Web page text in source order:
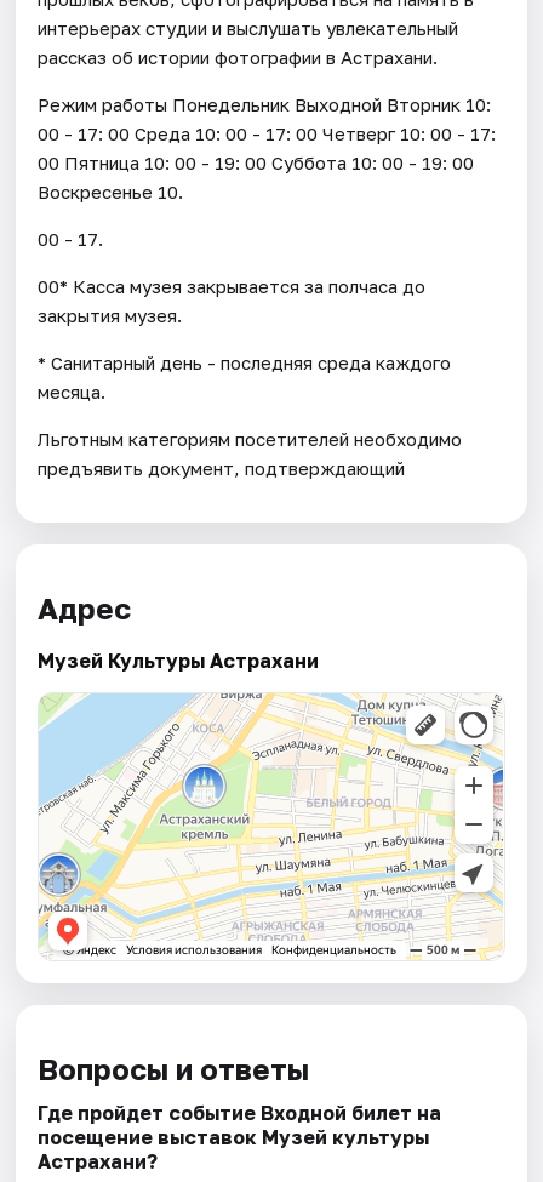
интерьерах студии и выслушать увлекательный
рассказ об истории фотографии в Астрахани.
Режим работы Понедельник Выходной Вторник 10:
00 - 17: 00 Среда 10: 00 - 17: 00 Четверг 10: 00 - 17:
00 Пятница 10: 00 - 19: 00 Суббота 10: 00 - 19: 00
Воскресенье 10.
00 - 17.
00* Касса музея закрывается за полчаса до
закрытия музея.
* Санитарный день - последняя среда каждого
месяца.
Льготным категориям посетителей необходимо
предъявить документ, подтверждающий
Адрес
Музей Культуры Астрахани
Вопросы и ответы
Где пройдет событие Входной билет на
посещение выставок Музей культуры
Астрахани?